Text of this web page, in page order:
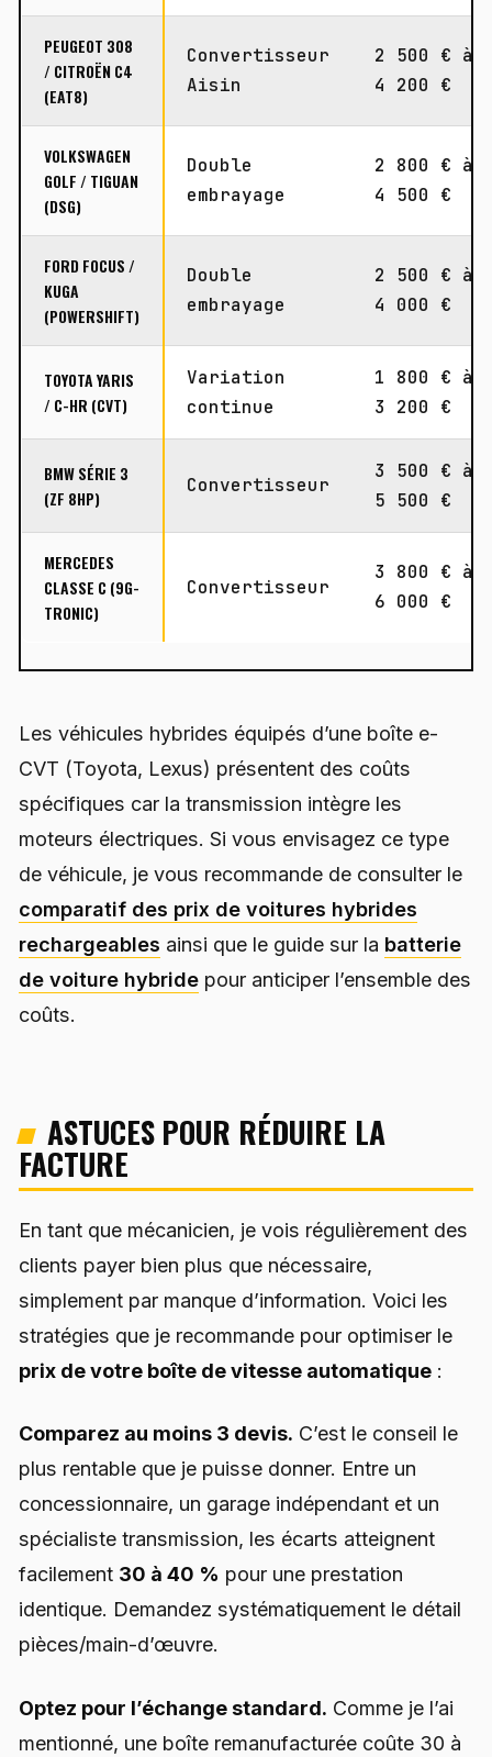
PEUGEOT 308
/ CITROËN C4
(EAT8)
Convertisseur
Aisin
2 500 € à
4 200 €
VOLKSWAGEN
GOLF / TIGUAN
(DSG)
Double
embrayage
2 800 € à
4 500 €
FORD FOCUS /
KUGA
(POWERSHIFT)
Double
embrayage
2 500 € à
4 000 €
TOYOTA YARIS
/ C-HR (CVT)
Variation
continue
1 800 € à
3 200 €
BMW SÉRIE 3
(ZF 8HP)
Convertisseur
3 500 € à
5 500 €
MERCEDES
CLASSE C (9G-
TRONIC)
Convertisseur
3 800 € à
6 000 €
Les véhicules hybrides équipés d’une boîte e-
CVT (Toyota, Lexus) présentent des coûts
spécifiques car la transmission intègre les
moteurs électriques. Si vous envisagez ce type
de véhicule, je vous recommande de consulter le
comparatif des prix de voitures hybrides
rechargeables ainsi que le guide sur la batterie
de voiture hybride pour anticiper l’ensemble des
coûts.
ASTUCES POUR RÉDUIRE LA
FACTURE
En tant que mécanicien, je vois régulièrement des
clients payer bien plus que nécessaire,
simplement par manque d’information. Voici les
stratégies que je recommande pour optimiser le
prix de votre boîte de vitesse automatique :
Comparez au moins 3 devis. C’est le conseil le
plus rentable que je puisse donner. Entre un
concessionnaire, un garage indépendant et un
spécialiste transmission, les écarts atteignent
facilement 30 à 40 % pour une prestation
identique. Demandez systématiquement le détail
pièces/main-d’œuvre.
Optez pour l’échange standard. Comme je l’ai
mentionné, une boîte remanufacturée coûte 30 à